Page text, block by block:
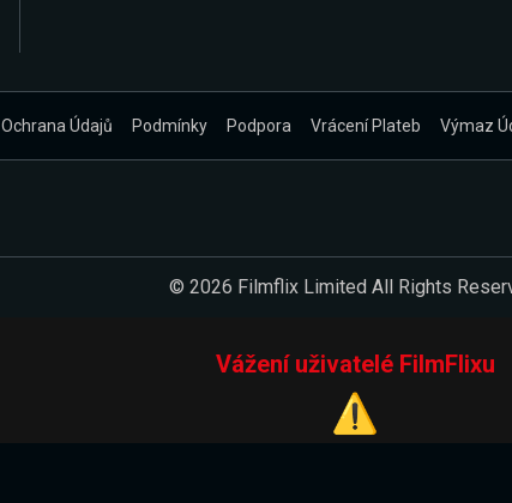
Ochrana Údajů Podmínky Podpora Vrácení Plateb Výmaz
© 2026 Filmflix Limited All Rights
Vážení uživatelé FilmFlixu
⚠️